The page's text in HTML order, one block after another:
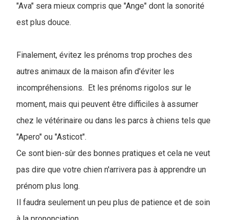
"Ava" sera mieux compris que "Ange" dont la sonorité
est plus douce.
Finalement, évitez les prénoms trop proches des
autres animaux de la maison afin d'éviter les
incompréhensions. Et les prénoms rigolos sur le
moment, mais qui peuvent être difficiles à assumer
chez le vétérinaire ou dans les parcs à chiens tels que
"Apero" ou "Asticot".
Ce sont bien-sûr des bonnes pratiques et cela ne veut
pas dire que votre chien n'arrivera pas à apprendre un
prénom plus long.
Il faudra seulement un peu plus de patience et de soin